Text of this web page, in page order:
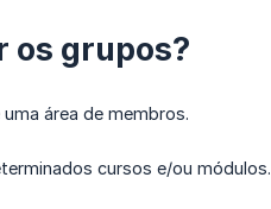
os grupos?
área de membros.
cursos e/ou módulos.